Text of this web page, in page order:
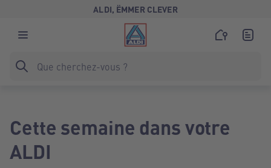
ALDI, ËMMER CLEVER
Cette semaine dans votre
ALDI